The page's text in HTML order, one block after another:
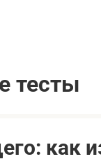
тесты
как